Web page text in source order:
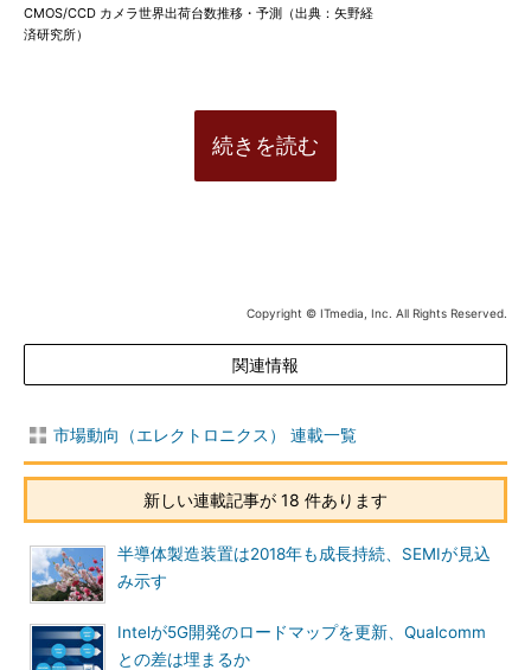
CMOS/CCD カメラ世界出荷台数推移・予測（出典：矢野経
済研究所）
続きを読む
Copyright © ITmedia, Inc. All Rights Reserved.
関連情報
市場動向（エレクトロニクス） 連載一覧
新しい連載記事が 18 件あります
半導体製造装置は2018年も成長持続、SEMIが見込
み示す
Intelが5G開発のロードマップを更新、Qualcomm
との差は埋まるか